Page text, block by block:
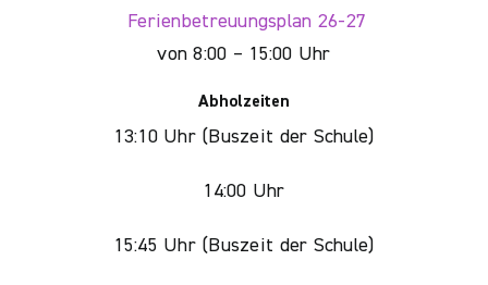
Ferienbetreuungsplan 26-27
von 8:00 – 15:00 Uhr
Abholzeiten
13:10 Uhr (Buszeit der Schule)
14:00 Uhr
15:45 Uhr (Buszeit der Schule)